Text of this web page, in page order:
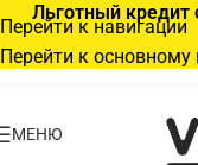
Перейти к навигации
Перейти к основному
Льготный кредит
МЕНЮ